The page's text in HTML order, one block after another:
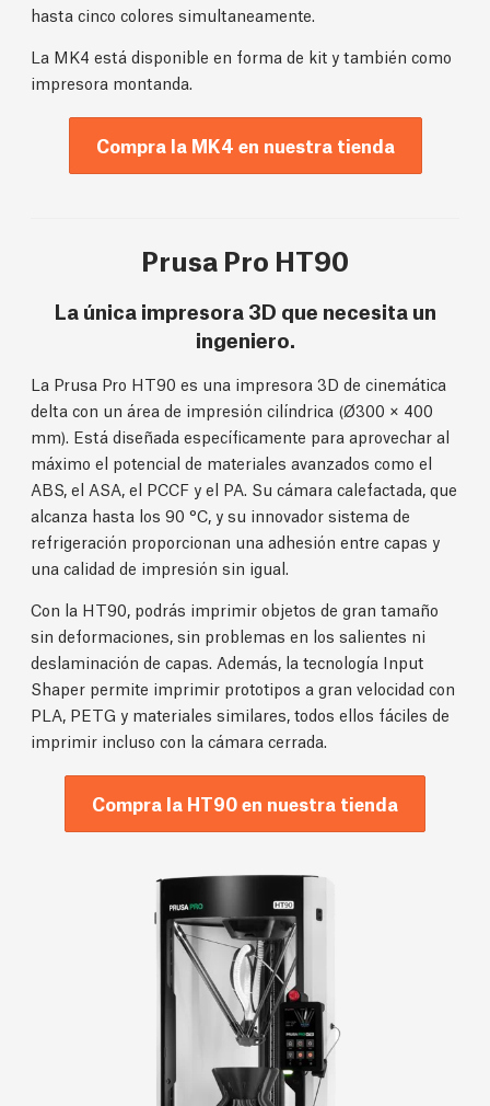
hasta cinco colores simultaneamente.
La MK4 está disponible en forma de kit y también como
impresora montanda.
Compra la MK4 en nuestra tienda
Prusa Pro HT90
La única impresora 3D que necesita un
ingeniero.
La Prusa Pro HT90 es una impresora 3D de cinemática
delta con un área de impresión cilíndrica (Ø300 × 400
mm). Está diseñada específicamente para aprovechar al
máximo el potencial de materiales avanzados como el
ABS, el ASA, el PCCF y el PA. Su cámara calefactada, que
alcanza hasta los 90 °C, y su innovador sistema de
refrigeración proporcionan una adhesión entre capas y
una calidad de impresión sin igual.
Con la HT90, podrás imprimir objetos de gran tamaño
sin deformaciones, sin problemas en los salientes ni
deslaminación de capas. Además, la tecnología Input
Shaper permite imprimir prototipos a gran velocidad con
PLA, PETG y materiales similares, todos ellos fáciles de
imprimir incluso con la cámara cerrada.
Compra la HT90 en nuestra tienda